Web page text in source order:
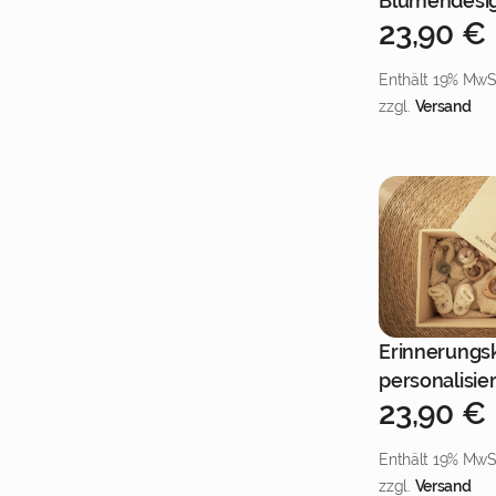
23,90 €
Enthält 19%
zzgl. Versand
23,90 €
Enthält 19%
zzgl. Versand